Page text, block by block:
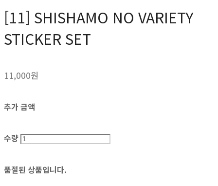
[11] SHISHAMO NO VARIETY
STICKER SET
11,000원
추가 금액
수량
품절된 상품입니다.